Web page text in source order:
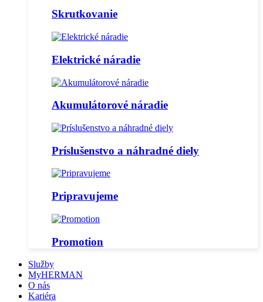
Skrutkovanie
Elektrické náradie
Akumulátorové náradie
Príslušenstvo a náhradné diely
Pripravujeme
Promotion
Služby
MyHERMAN
O nás
Kariéra